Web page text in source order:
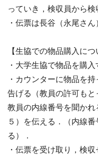
っていき，検収員から検
・伝票は長谷（永尾さ
【生協での物品購入につ
・大学生協で物品を購
・カウンターに物品を
告げる（教員の許可もと
教員の内線番号を聞か
５）を伝える．（内線
る）．
・伝票を受け取り，検